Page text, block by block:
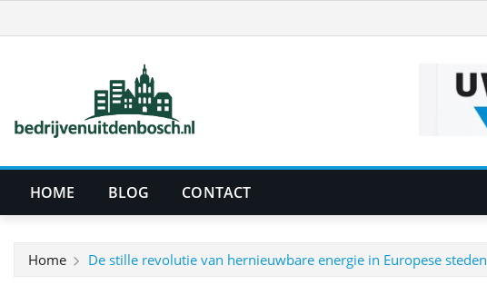
naar
HOME BLOG CONTACT
Home De stille revolutie van hernieuwbare energie in Europese steden